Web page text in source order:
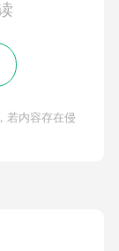
若内容存在侵